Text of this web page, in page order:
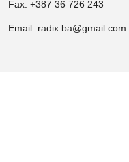
Fax: +387 36 726 243
Email: radix.ba@gmail.com